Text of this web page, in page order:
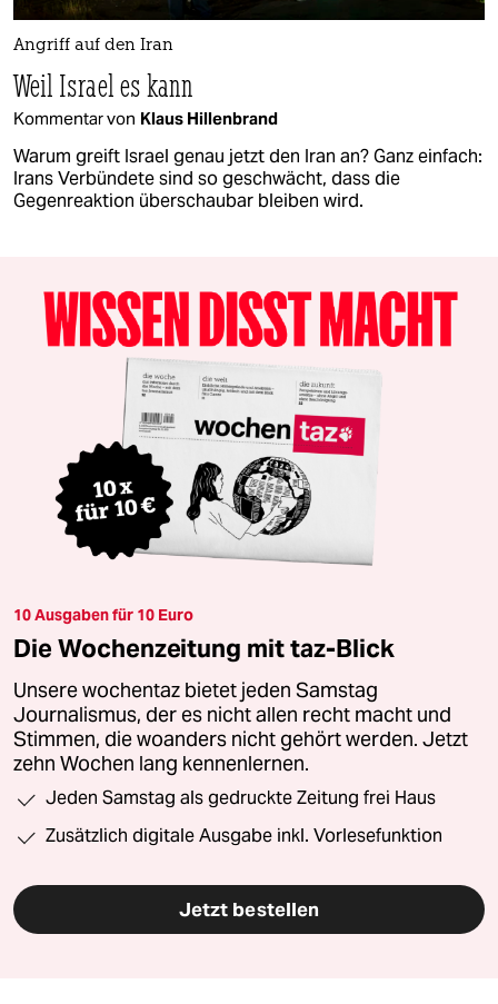
Angriff auf den Iran
Weil Israel es kann
Kommentar von Klaus Hillenbrand
Warum greift Israel genau jetzt den Iran an? Ganz einfach:
Irans Verbündete sind so geschwächt, dass die
Gegenreaktion überschaubar bleiben wird.
10 Ausgaben für 10 Euro
Die Wochenzeitung mit taz-Blick
Unsere wochentaz bietet jeden Samstag
Journalismus, der es nicht allen recht macht und
Stimmen, die woanders nicht gehört werden. Jetzt
zehn Wochen lang kennenlernen.
Jeden Samstag als gedruckte Zeitung frei Haus
Zusätzlich digitale Ausgabe inkl. Vorlesefunktion
Jetzt bestellen